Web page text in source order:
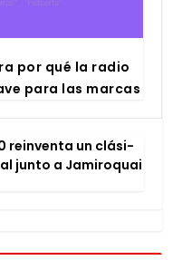
por qué la radio
para las mar­cas
rein­ven­ta un clá­si­
jun­to a Jami­ro­quai